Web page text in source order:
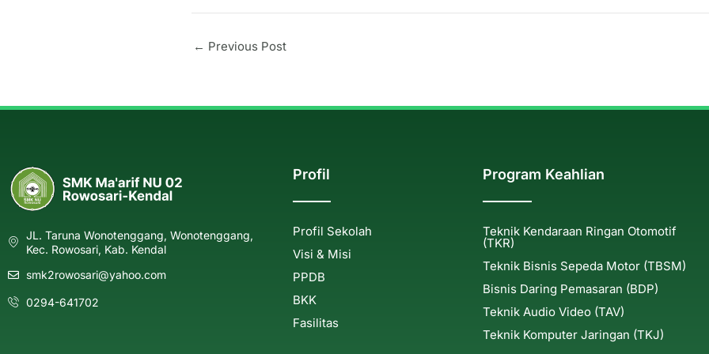
← Previous Post
JL. Taruna Wonotenggang, Wonotenggang,
Kec. Rowosari, Kab. Kendal
smk2rowosari@yahoo.com
0294-641702
Profil
Profil Sekolah
Visi & Misi
PPDB
BKK
Fasilitas
Program Keahlian
Teknik Kendaraan Ringan Otomotif
(TKR)
Teknik Bisnis Sepeda Motor (TBSM)
Bisnis Daring Pemasaran (BDP)
Teknik Audio Video (TAV)
Teknik Komputer Jaringan (TKJ)